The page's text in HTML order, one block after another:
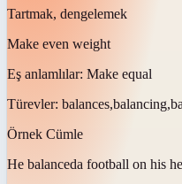
Tartmak, dengelemek
Make even weight
Eş anlamlılar: Make equal
Türevler:
Örnek Cümle
He balanceda football on his